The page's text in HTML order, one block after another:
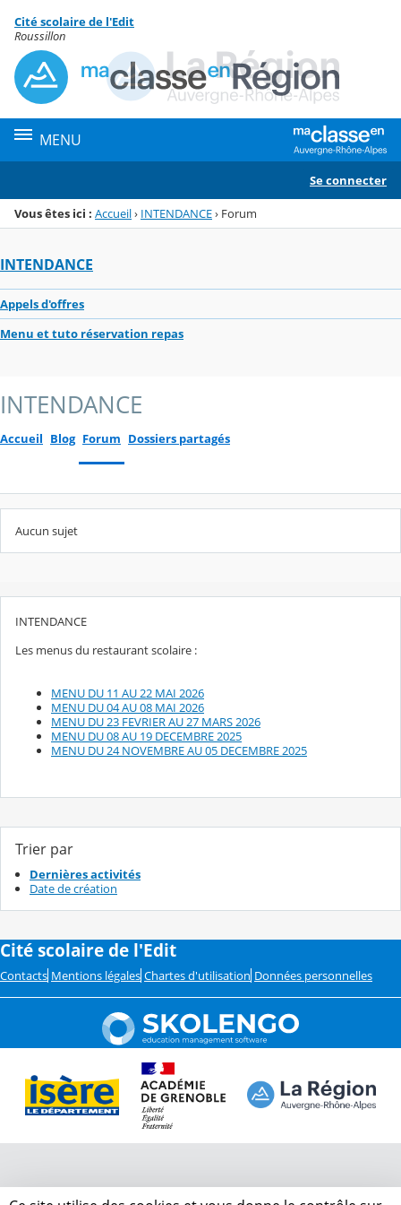
Menu de la rubrique
Contenu
Cité scolaire de l'Edit
Roussillon
MENU
Se connecter
Vous êtes ici : Accueil› INTENDANCE› Forum
INTENDANCE
Appels d'offres
Menu et tuto réservation repas
INTENDANCE
Accueil Blog Forum Dossiers partagés
Aucun sujet
INTENDANCE
Les menus du restaurant scolaire :
MENU DU 11 AU 22 MAI 2026
MENU DU 04 AU 08 MAI 2026
MENU DU 23 FEVRIER AU 27 MARS 2026
MENU DU 08 AU 19 DECEMBRE 2025
MENU DU 24 NOVEMBRE AU 05 DECEMBRE 2025
Trier par
Dernières activités
Date de création
Cité scolaire de l'Edit
Contacts Mentions légales Chartes d'utilisation Données personnelles